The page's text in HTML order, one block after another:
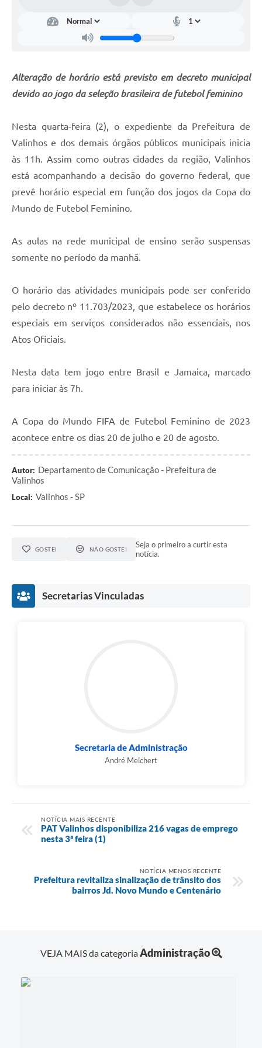
Carta de Serviços
Obras
Galeria de Vídeos
Projetos
Contas Públicas
Editais
Links
Telefones Úteis
Enquete
Jornal
SIC
Contato
Alteração de horário está previsto em decreto municipal
devido ao jogo da seleção brasileira de futebol feminino
Nesta quarta-feira (2), o expediente da Prefeitura de
Valinhos e dos demais órgãos públicos municipais inicia
às 11h. Assim como outras cidades da região, Valinhos
está acompanhando a decisão do governo federal, que
prevê horário especial em função dos jogos da Copa do
Mundo de Futebol Feminino.
As aulas na rede municipal de ensino serão suspensas
somente no período da manhã.
O horário das atividades municipais pode ser conferido
pelo decreto nº 11.703/2023, que estabelece os horários
especiais em serviços considerados não essenciais, nos
Atos Oficiais.
Nesta data tem jogo entre Brasil e Jamaica, marcado
para iniciar às 7h.
A Copa do Mundo FIFA de Futebol Feminino de 2023
acontece entre os dias 20 de julho e 20 de agosto.
Autor: Departamento de Comunicação - Prefeitura de
Valinhos
Local: Valinhos - SP
GOSTEI NÃO GOSTEI
Seja o primeiro a curtir esta
notícia.
Secretarias Vinculadas
Secretaria de Administração
André Melchert
NOTÍCIA MAIS RECENTE
PAT Valinhos disponibiliza 216 vagas de emprego
nesta 3ª feira (1)
NOTÍCIA MENOS RECENTE
Prefeitura revitaliza sinalização de trânsito dos
bairros Jd. Novo Mundo e Centenário
VEJA MAIS da categoriaAdministração